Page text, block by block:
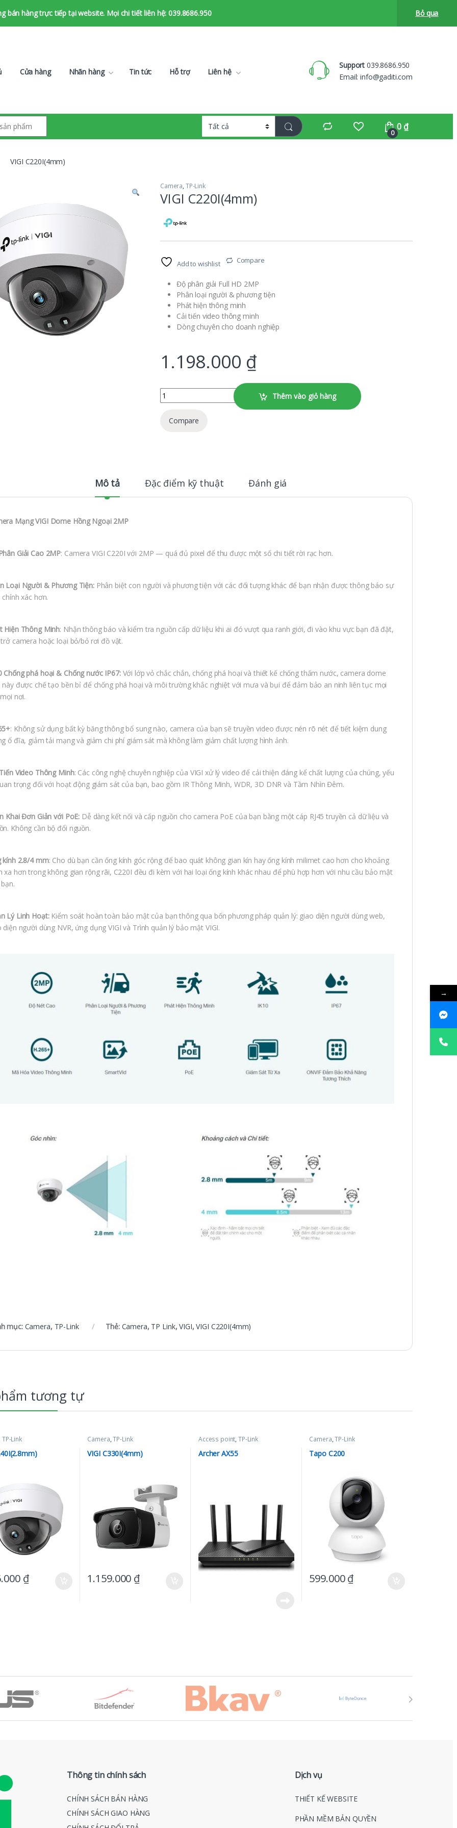
hàng trực tiếp tại website. Mọi chi tiết liên hệ: 039.8686.950 Bỏ qua
Cửa hàng Nhãn hàng Tin tức Hỗ trợ Liên hệ
Support 039.8686.950
Email:info@gaditi.com
0
0 ₫
VIGI C220I(4mm)
Camera, TP-Link
VIGI C220I(4mm)
Add to wishlist Compare
Độ phân giải Full HD 2MP
Phân loại người & phương tiện
Phát hiện thông minh
Cải tiến video thông minh
Dòng chuyên cho doanh nghiệp
1.198.000 ₫
VIGI C220I(4mm) số lượng Thêm vào giỏ hàng
Compare
Mô tả Đặc điểm kỹ thuật Đánh giá
Mạng VIGI Dome Hồng Ngoại 2MP
Giải Cao 2MP: Camera VIGI C220I với 2MP — quá đủ pixel để thu được một số chi tiết rời rạc hơn.
Loại Người & Phương Tiện:Phân biệt con người và phương tiện với các đối tượng khác để bạn nhận được thông báo sự
chính xác hơn.
Hiện Thông Minh: Nhận thông báo và kiểm tra nguồn cấp dữ liệu khi ai đó vượt qua ranh giới, đi vào khu vực bạn đã đặt,
camera hoặc loại bỏ/bỏ rơi đồ vật.
Chống phá hoại & Chống nước IP67:Với lớp vỏ chắc chắn, chống phá hoại và thiết kế chống thấm nước, camera dome
này được chế tạo bền bỉ để chống phá hoại và môi trường khắc nghiệt với mưa và bụi để đảm bảo an ninh liên tục mọi
nơi.
: Không sử dụng bất kỳ băng thông bổ sung nào, camera của bạn sẽ truyền video được nén rõ nét để tiết kiệm dung
ổ đĩa, giảm tải mạng và giảm chi phí giám sát mà không làm giảm chất lượng hình ảnh.
Video Thông Minh: Các công nghệ chuyên nghiệp của VIGI xử lý video để cải thiện đáng kể chất lượng của chúng, yếu
trọng đối với hoạt động giám sát của bạn, bao gồm IR Thông Minh, WDR, 3D DNR và Tầm Nhìn Đêm.
Khai Đơn Giản với PoE: Dễ dàng kết nối và cấp nguồn cho camera PoE của bạn bằng một cáp RJ45 truyền cả dữ liệu và
Không cần bộ đổi nguồn.
kính 2.8/4 mm: Cho dù bạn cần ống kính góc rộng để bao quát không gian kín hay ống kính milimet cao hơn cho khoảng
xa hơn trong không gian rộng rãi, C220I đều đi kèm với hai loại ống kính khác nhau để phù hợp hơn với nhu cầu bảo mật
Lý Linh Hoạt:Kiểm soát hoàn toàn bảo mật của bạn thông qua bốn phương pháp quản lý: giao diện người dùng web,
diện người dùng NVR, ứng dụng VIGI và Trình quản lý bảo mật VIGI.
mục: Camera, TP-Link Thẻ: Camera, TP Link,VIGI,VIGI C220I(4mm)
tương tự
TP-Link
₫
Camera,TP-Link
VIGI C330I(4mm)
1.159.000 ₫
Access point,TP-Link
Archer AX55
Camera,TP-Link
Tapo C200
599.000₫
Thông tin chính sách
CHÍNH SÁCH BÁN HÀNG
CHÍNH SÁCH GIAO HÀNG
Dịch vụ
THIẾT KẾ WEBSITE
PHẦN MỀM BẢN QUYỀN
→